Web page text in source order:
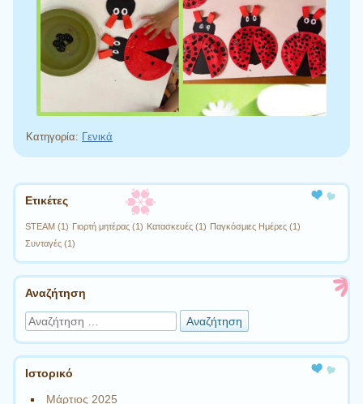
Κατηγορία: Γενικά
Πλοήγηση άρθρων
Ετικέτες
STEAM (1) Γιορτή μητέρας (1) Κατασκευές (1) Παγκόσμιες Ημέρες (1)
Συνταγές (1)
Αναζήτηση
Αναζήτηση
Ιστορικό
Μάρτιος 2025